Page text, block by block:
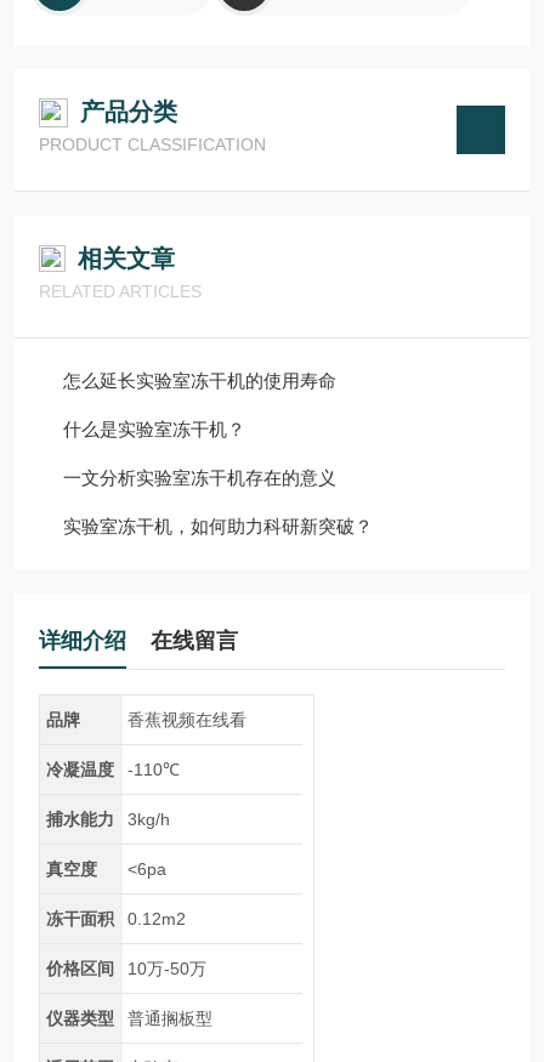
产品分类
PRODUCT CLASSIFICATION
相关文章
RELATED ARTICLES
怎么延长实验室冻干机的使用寿命
什么是实验室冻干机？
一文分析实验室冻干机存在的意义
实验室冻干机，如何助力科研新突破？
详细介绍 在线留言
品牌 香蕉视频在线看
冷凝温度 -110℃
捕水能力 3kg/h
真空度 <6pa
冻干面积 0.12m2
价格区间 10万-50万
仪器类型 普通搁板型